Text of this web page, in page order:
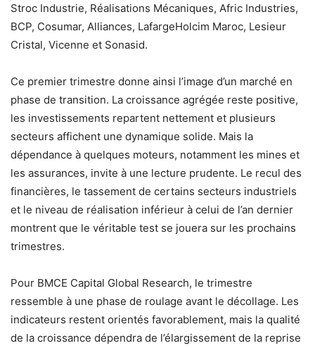
Stroc Industrie, Réalisations Mécaniques, Afric Industries,
BCP, Cosumar, Alliances, LafargeHolcim Maroc, Lesieur
Cristal, Vicenne et Sonasid.
Ce premier trimestre donne ainsi l’image d’un marché en
phase de transition. La croissance agrégée reste positive,
les investissements repartent nettement et plusieurs
secteurs affichent une dynamique solide. Mais la
dépendance à quelques moteurs, notamment les mines et
les assurances, invite à une lecture prudente. Le recul des
financières, le tassement de certains secteurs industriels
et le niveau de réalisation inférieur à celui de l’an dernier
montrent que le véritable test se jouera sur les prochains
trimestres.
Pour BMCE Capital Global Research, le trimestre
ressemble à une phase de roulage avant le décollage. Les
indicateurs restent orientés favorablement, mais la qualité
de la croissance dépendra de l’élargissement de la reprise